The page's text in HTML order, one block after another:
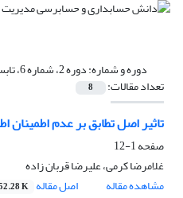
دوره و شماره:دوره 2، شماره 6، تابستان 1392، صفحه 1-100
تعداد مقالات: 8
تاثیر اصل تطابق بر عدم اطمینان
صفحه1-12
غلامرضا کرمی، علیرضا قربان زاده
مشاهده مقاله
اصل مقاله K